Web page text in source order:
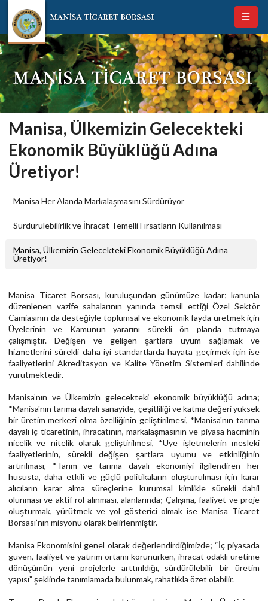
Manisa, Ülkemizin Gelecekteki
Ekonomik Büyüklüğü Adına
Üretiyor!
Manisa Her Alanda Markalaşmasını Sürdürüyor
Sürdürülebilirlik ve İhracat Temelli Fırsatların Kullanılması
Manisa, Ülkemizin Gelecekteki Ekonomik Büyüklüğü Adına
Üretiyor!
Manisa Ticaret Borsası, kuruluşundan günümüze kadar; kanunla
düzenlenen vazife sahalarının yanında temsil ettiği Özel Sektör
Camiasının da desteğiyle toplumsal ve ekonomik fayda üretmek için
Üyelerinin ve Kamunun yararını sürekli ön planda tutmaya
çalışmıştır. Değişen ve gelişen şartlara uyum sağlamak ve
hizmetlerini sürekli daha iyi standartlarda hayata geçirmek için ise
faaliyetlerini Akreditasyon ve Kalite Yönetim Sistemleri dahilinde
yürütmektedir.
Manisa’nın ve Ülkemizin gelecekteki ekonomik büyüklüğü adına;
*Manisa'nın tarıma dayalı sanayide, çeşitliliği ve katma değeri yüksek
bir üretim merkezi olma özelliğinin geliştirilmesi, *Manisa'nın tarıma
dayalı iç ticaretinin, ihracatının, markalaşmasının ve piyasa hacminin
nicelik ve nitelik olarak geliştirilmesi, *Üye işletmelerin mesleki
faaliyetlerinin, sürekli değişen şartlara uyumu ve etkinliğinin
artırılması, *Tarım ve tarıma dayalı ekonomiyi ilgilendiren her
hususta, daha etkili ve güçlü politikaların oluşturulması için karar
alıcıların karar alma süreçlerine kurumsal kimlikle sürekli dahil
olunması ve aktif rol alınması, alanlarında; Çalışma, faaliyet ve proje
oluşturmak, yürütmek ve yol gösterici olmak ise Manisa Ticaret
Borsası’nın misyonu olarak belirlenmiştir.
Manisa Ekonomisini genel olarak değerlendirdiğimizde; “İç piyasada
güven, faaliyet ve yatırım ortamı korunurken, ihracat odaklı üretime
dönüşümün yeni projelerle arttırıldığı, sürdürülebilir bir üretim
yapısı” şeklinde tanımlamada bulunmak, rahatlıkla özet olabilir.